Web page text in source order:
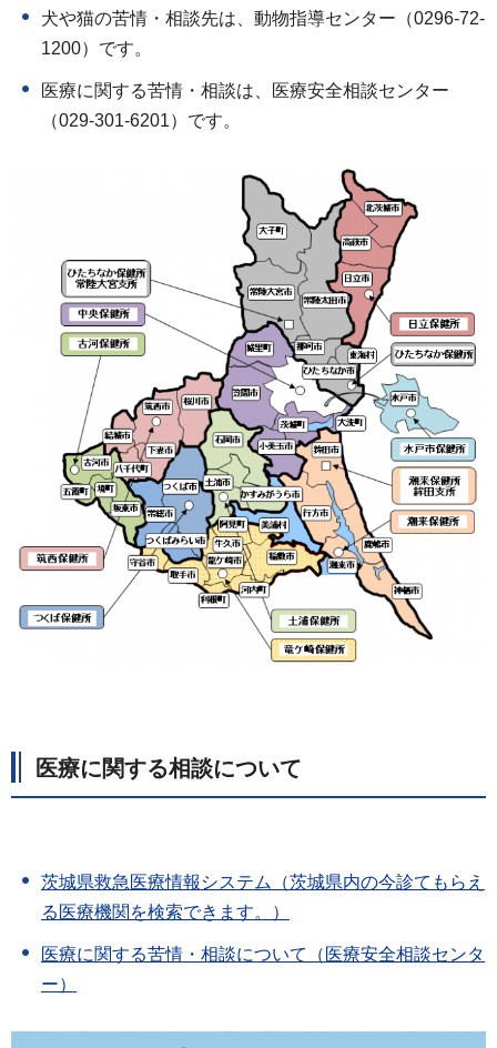
犬や猫の苦情・相談先は、動物指導センター（0296-72-
1200）です。
医療に関する苦情・相談は、医療安全相談センター
（029-301-6201）です。
医療に関する相談について
茨城県救急医療情報システム（茨城県内の今診てもらえ
る医療機関を検索できます。）
医療に関する苦情・相談について（医療安全相談センタ
ー）